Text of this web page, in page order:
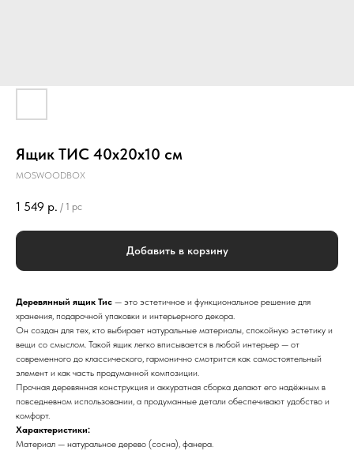
Ящик ТИС 40х20х10 см
MOSWOODBOX
1 549 р. / 1 pc
Добавить в корзину
Деревянный ящик Тис — это эстетичное и функциональное решение для
хранения, подарочной упаковки и интерьерного декора.
Он создан для тех, кто выбирает натуральные материалы, спокойную эстетику и
вещи со смыслом. Такой ящик легко вписывается в любой интерьер — от
современного до классического, гармонично смотрится как самостоятельный
элемент и как часть продуманной композиции.
Прочная деревянная конструкция и аккуратная сборка делают его надёжным в
повседневном использовании, а продуманные детали обеспечивают удобство и
комфорт.
Характеристики:
Материал — натуральное дерево (сосна), фанера.